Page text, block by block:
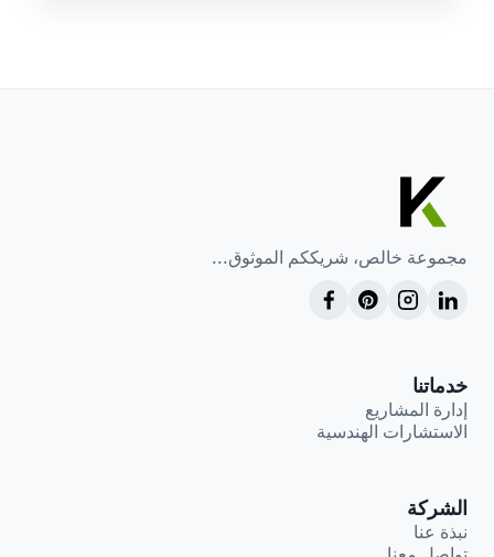
مجموعة خالص، شريككم الموثوق...
خدماتنا
إدارة المشاريع
الاستشارات الهندسية
الشركة
نبذة عنا